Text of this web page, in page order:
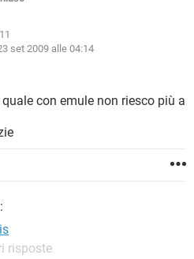
WINDOWS 10
FACEBOOK
ANDROID
set 2009 alle 04:14
con emule non riesco più a
risposte